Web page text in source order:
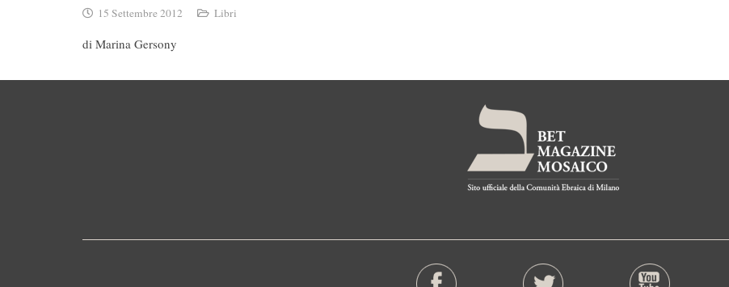
15 Settembre 2012 Libri
di Marina Gersony